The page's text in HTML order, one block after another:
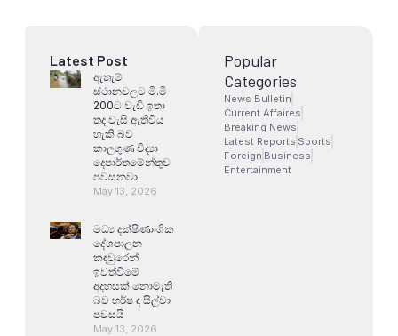
Latest Post
ඇතැම්
ස්ථානවලට මි.මි
200ට වැඩි ඉතා
තද වැසි ඇතිවිය
හැකි බව
කාලගුණ විද්‍යා
දෙපාර්තමේන්තුව
පවසනවා.
May 13, 2026
මධ්‍ය දක්ෂිණාංශික
දේශපාලන
කඳවුරෙන්
ඉවත්වීමේ
අදහසක් නොමැති
බව හර්ෂ ද සිල්වා
පවසයි
May 13, 2026
Popular
Categories
News Bulletin
Current Affaires
Breaking News
Latest Reports Sports
Foreign Business
Entertainment